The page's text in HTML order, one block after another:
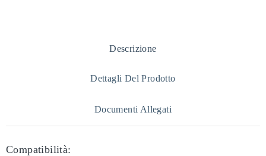
Descrizione
Dettagli Del Prodotto
Documenti Allegati
Compatibilità: